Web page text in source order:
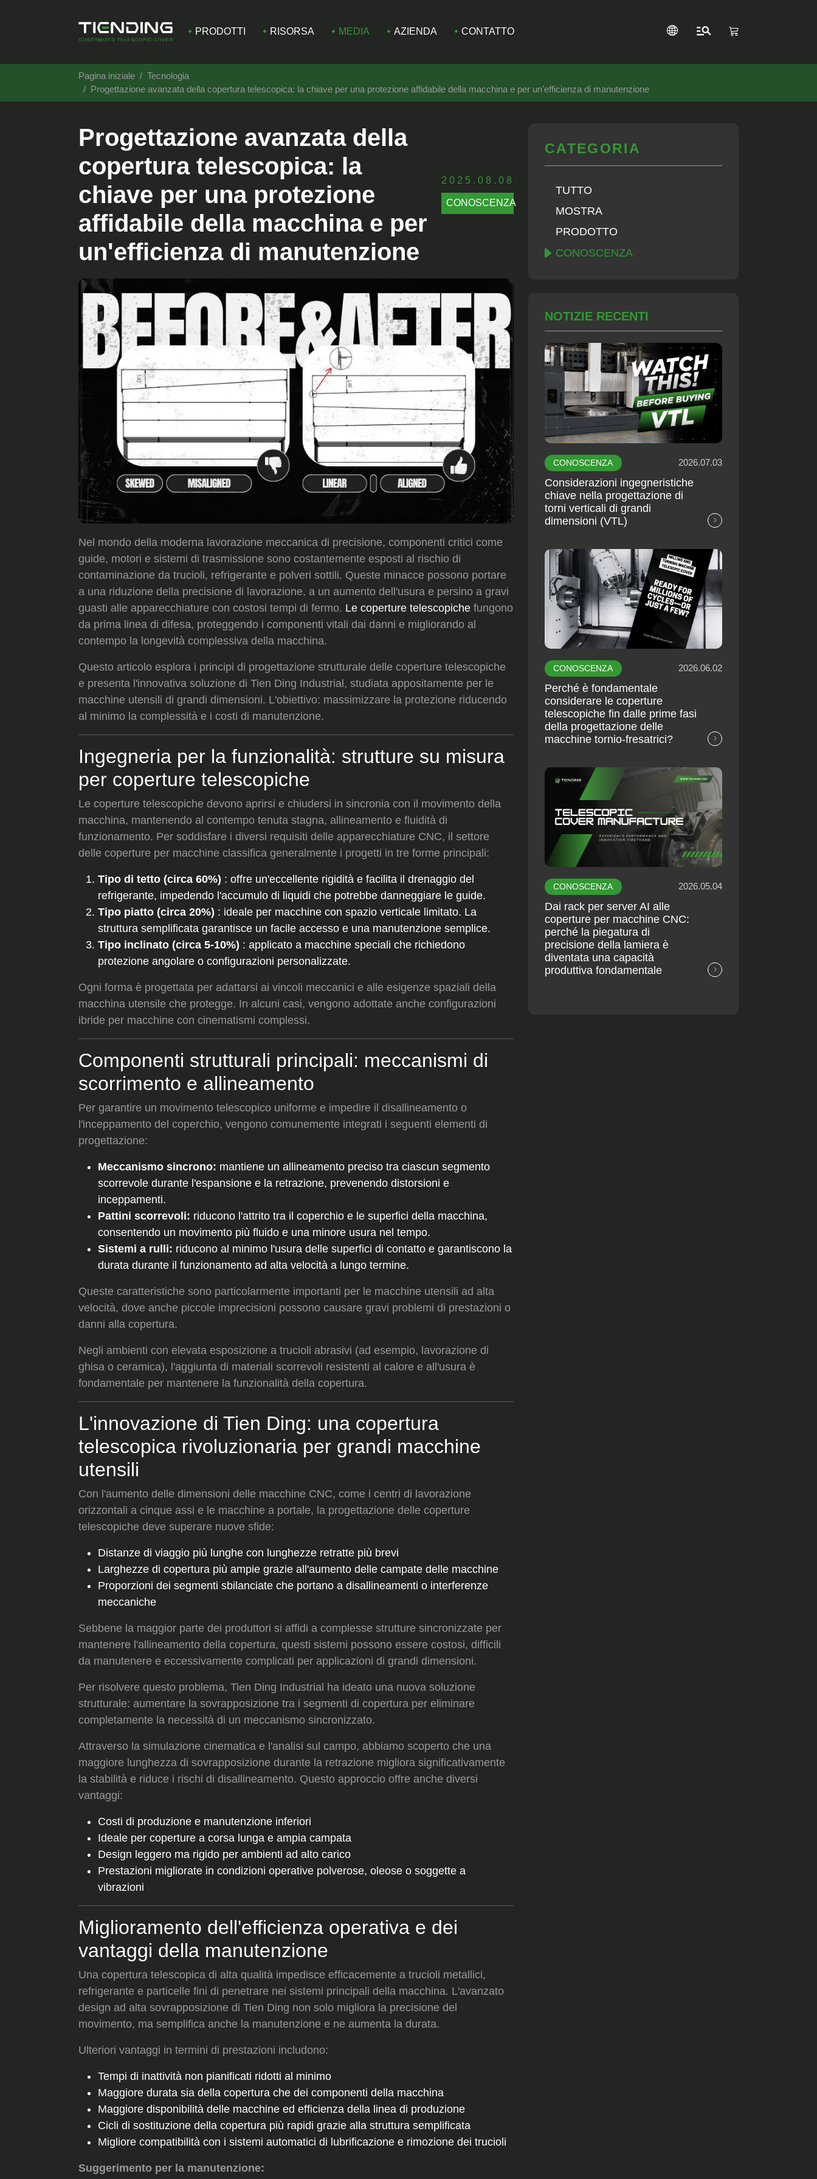
PRODOTTI RISORSA MEDIA AZIENDA CONTATTO
Pagina iniziale
Tecnologia
Progettazione avanzata della copertura telescopica: la chiave per una protezione affidabile della macchina e per un'efficienza di manutenzione
Progettazione avanzata della
copertura telescopica: la
chiave per una protezione
affidabile della macchina e per
un'efficienza di manutenzione
2025.08.08
CONOSCENZA
Nel mondo della moderna lavorazione meccanica di precisione, componenti critici come
guide, motori e sistemi di trasmissione sono costantemente esposti al rischio di
contaminazione da trucioli, refrigerante e polveri sottili. Queste minacce possono portare
a una riduzione della precisione di lavorazione, a un aumento dell'usura e persino a gravi
guasti alle apparecchiature con costosi tempi di fermo. Le coperture telescopiche fungono
da prima linea di difesa, proteggendo i componenti vitali dai danni e migliorando al
contempo la longevità complessiva della macchina.
Questo articolo esplora i principi di progettazione strutturale delle coperture telescopiche
e presenta l'innovativa soluzione di Tien Ding Industrial, studiata appositamente per le
macchine utensili di grandi dimensioni. L'obiettivo: massimizzare la protezione riducendo
al minimo la complessità e i costi di manutenzione.
Ingegneria per la funzionalità: strutture su misura
per coperture telescopiche
Le coperture telescopiche devono aprirsi e chiudersi in sincronia con il movimento della
macchina, mantenendo al contempo tenuta stagna, allineamento e fluidità di
funzionamento. Per soddisfare i diversi requisiti delle apparecchiature CNC, il settore
delle coperture per macchine classifica generalmente i progetti in tre forme principali:
Tipo di tetto (circa 60%) : offre un'eccellente rigidità e facilita il drenaggio del
refrigerante, impedendo l'accumulo di liquidi che potrebbe danneggiare le guide.
Tipo piatto (circa 20%) : ideale per macchine con spazio verticale limitato. La
struttura semplificata garantisce un facile accesso e una manutenzione semplice.
Tipo inclinato (circa 5-10%) : applicato a macchine speciali che richiedono
protezione angolare o configurazioni personalizzate.
Ogni forma è progettata per adattarsi ai vincoli meccanici e alle esigenze spaziali della
macchina utensile che protegge. In alcuni casi, vengono adottate anche configurazioni
ibride per macchine con cinematismi complessi.
Componenti strutturali principali: meccanismi di
scorrimento e allineamento
Per garantire un movimento telescopico uniforme e impedire il disallineamento o
l'inceppamento del coperchio, vengono comunemente integrati i seguenti elementi di
progettazione:
Meccanismo sincrono: mantiene un allineamento preciso tra ciascun segmento
scorrevole durante l'espansione e la retrazione, prevenendo distorsioni e
inceppamenti.
Pattini scorrevoli: riducono l'attrito tra il coperchio e le superfici della macchina,
consentendo un movimento più fluido e una minore usura nel tempo.
Sistemi a rulli: riducono al minimo l'usura delle superfici di contatto e garantiscono la
durata durante il funzionamento ad alta velocità a lungo termine.
Queste caratteristiche sono particolarmente importanti per le macchine utensili ad alta
velocità, dove anche piccole imprecisioni possono causare gravi problemi di prestazioni o
danni alla copertura.
Negli ambienti con elevata esposizione a trucioli abrasivi (ad esempio, lavorazione di
ghisa o ceramica), l'aggiunta di materiali scorrevoli resistenti al calore e all'usura è
fondamentale per mantenere la funzionalità della copertura.
L'innovazione di Tien Ding: una copertura
telescopica rivoluzionaria per grandi macchine
utensili
Con l'aumento delle dimensioni delle macchine CNC, come i centri di lavorazione
orizzontali a cinque assi e le macchine a portale, la progettazione delle coperture
telescopiche deve superare nuove sfide:
Distanze di viaggio più lunghe con lunghezze retratte più brevi
Larghezze di copertura più ampie grazie all'aumento delle campate delle macchine
Proporzioni dei segmenti sbilanciate che portano a disallineamenti o interferenze
meccaniche
Sebbene la maggior parte dei produttori si affidi a complesse strutture sincronizzate per
mantenere l'allineamento della copertura, questi sistemi possono essere costosi, difficili
da manutenere e eccessivamente complicati per applicazioni di grandi dimensioni.
Per risolvere questo problema, Tien Ding Industrial ha ideato una nuova soluzione
strutturale: aumentare la sovrapposizione tra i segmenti di copertura per eliminare
completamente la necessità di un meccanismo sincronizzato.
Attraverso la simulazione cinematica e l'analisi sul campo, abbiamo scoperto che una
maggiore lunghezza di sovrapposizione durante la retrazione migliora significativamente
la stabilità e riduce i rischi di disallineamento. Questo approccio offre anche diversi
vantaggi:
Costi di produzione e manutenzione inferiori
Ideale per coperture a corsa lunga e ampia campata
Design leggero ma rigido per ambienti ad alto carico
Prestazioni migliorate in condizioni operative polverose, oleose o soggette a
vibrazioni
Miglioramento dell'efficienza operativa e dei
vantaggi della manutenzione
Una copertura telescopica di alta qualità impedisce efficacemente a trucioli metallici,
refrigerante e particelle fini di penetrare nei sistemi principali della macchina. L'avanzato
design ad alta sovrapposizione di Tien Ding non solo migliora la precisione del
movimento, ma semplifica anche la manutenzione e ne aumenta la durata.
Ulteriori vantaggi in termini di prestazioni includono:
Tempi di inattività non pianificati ridotti al minimo
Maggiore durata sia della copertura che dei componenti della macchina
Maggiore disponibilità delle macchine ed efficienza della linea di produzione
Cicli di sostituzione della copertura più rapidi grazie alla struttura semplificata
Migliore compatibilità con i sistemi automatici di lubrificazione e rimozione dei trucioli
Suggerimento per la manutenzione:
CATEGORIA
TUTTO
MOSTRA
PRODOTTO
CONOSCENZA
NOTIZIE RECENTI
CONOSCENZA 2026.07.03
Considerazioni ingegneristiche
chiave nella progettazione di
torni verticali di grandi
dimensioni (VTL)
CONOSCENZA 2026.06.02
Perché è fondamentale
considerare le coperture
telescopiche fin dalle prime fasi
della progettazione delle
macchine tornio-fresatrici?
CONOSCENZA 2026.05.04
Dai rack per server AI alle
coperture per macchine CNC:
perché la piegatura di
precisione della lamiera è
diventata una capacità
produttiva fondamentale